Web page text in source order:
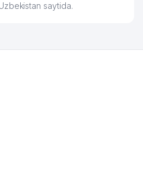
SOLUTIONS
saytida.